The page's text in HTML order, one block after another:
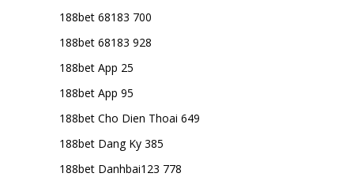
188bet 68183 700
188bet 68183 928
188bet App 25
188bet App 95
188bet Cho Dien Thoai 649
188bet Dang Ky 385
188bet Danhbai123 778